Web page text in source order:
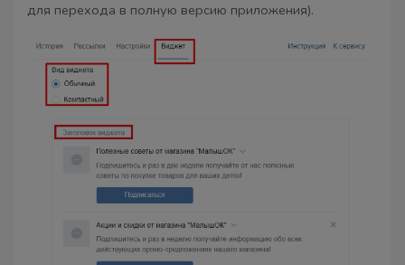
для перехода в полную версию приложения).